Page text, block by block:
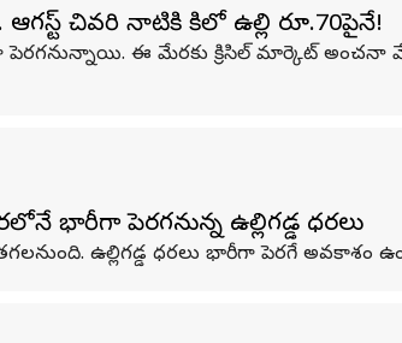
చివరి నాటికి కిలో ఉల్లి రూ.70పైనే!
ఈ మేరకు క్రిసిల్ మార్కెట్ అంచనా
భారీగా పెరగనున్న ఉల్లిగడ్డ ధరలు
ఉల్లిగడ్డ ధరలు భారీగా పెరగే అవకాశం